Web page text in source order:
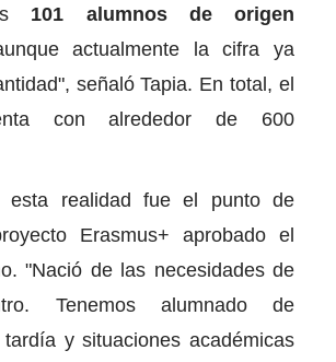
101 alumnos de origen
actualmente la cifra ya
señaló Tapia. En total, el
con alrededor de 600
esta realidad fue el punto de
Erasmus+ aprobado el
"Nació de las necesidades de
Tenemos alumnado de
tardía y situaciones académicas